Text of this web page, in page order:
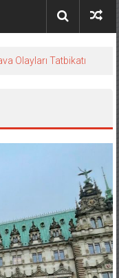
Olayları Tatbikatı